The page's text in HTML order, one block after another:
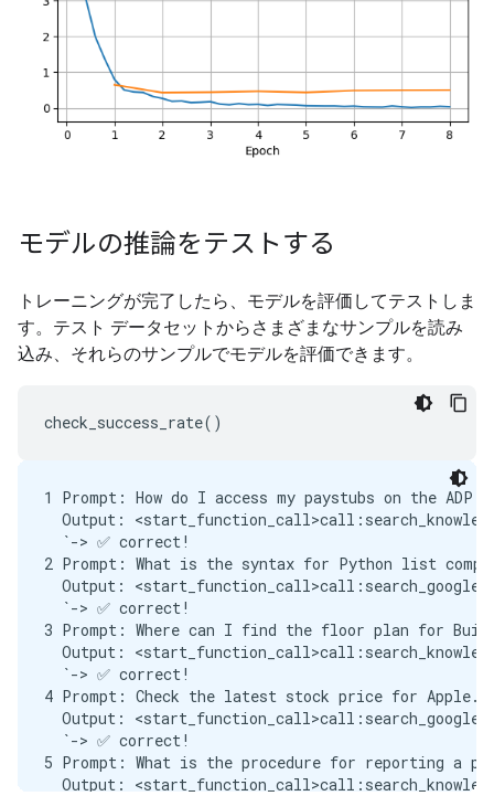
モデルの推論をテストする
トレーニングが完了したら、モデルを評価してテストしま
す。テスト データセットからさまざまなサンプルを読み
込み、それらのサンプルでモデルを評価できます。
1 Prompt: How do I access my paystubs on the ADP
Output:
  `-> ✅ correct!
2 Prompt: What is the syntax for Python list
Output:
  `-> ✅ correct!
3 Prompt: Where can I find the floor plan for
Output:
  `-> ✅ correct!
4 Prompt: Check the latest stock price for Apple.
Output:
  `-> ✅ correct!
5 Prompt: What is the procedure for reporting a
Output: